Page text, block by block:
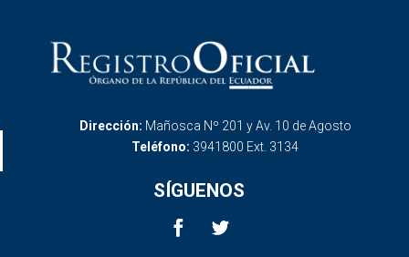
Dirección: Mañosca Nº 201 y Av. 10 de Agosto
Teléfono: 3941800 Ext. 3134
SÍGUENOS